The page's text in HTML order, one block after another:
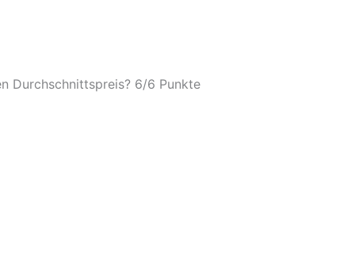
Durchschnittspreis? 6/6 Punkte